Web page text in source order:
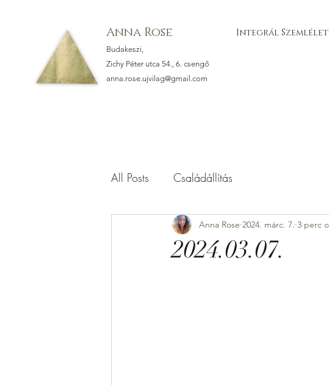
Anna Rose
Budakeszi,
Zichy Péter utca 54., 6. csengő
anna.rose.ujvilag@gmail.com
Integrál
All Posts Családállítás
2024.03.07.
Anna Rose 2024. márc. 7. 3 perc